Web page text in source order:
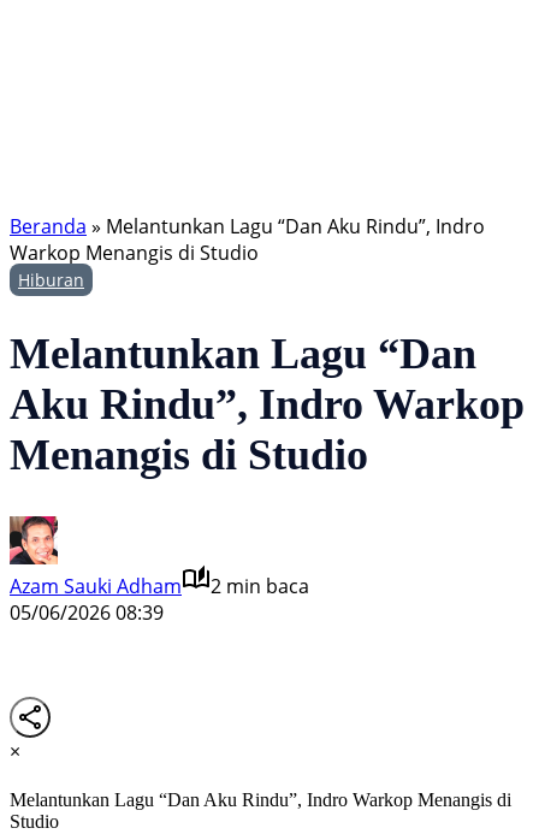
Beranda » Melantunkan Lagu “Dan Aku Rindu”, Indro
Warkop Menangis di Studio
Hiburan
Melantunkan Lagu “Dan
Aku Rindu”, Indro Warkop
Menangis di Studio
Azam Sauki Adham
2 min baca
05/06/2026 08:39
×
Melantunkan Lagu “Dan Aku Rindu”, Indro Warkop Menangis di
Studio